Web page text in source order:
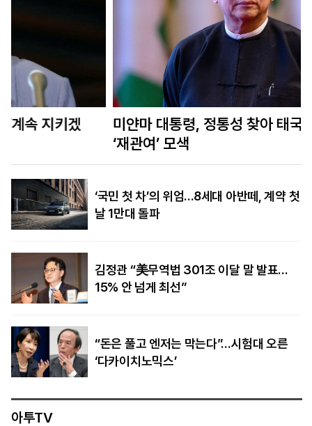
미얀마 대통령, 정통성 찾아 태국 방문… 태국은
‘국민 첫 차’의 위엄…8세대 아반떼, 계약 첫
날 1만대 돌파
김정관 “美무역법 301조 이달 말 발표…
15% 안 넘게 최선”
“돈은 풀고 엔저는 막는다”…시험대 오른
‘다카이치노믹스’
아투TV